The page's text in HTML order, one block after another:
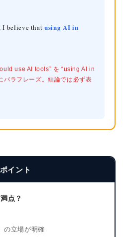
I believe thatusing AI in
use AI tools” を “using AI in
ラフレーズ。結論では必ず表
イント
点？
の立場が明確